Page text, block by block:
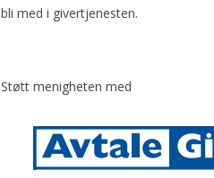
bli med i givertjenesten.
Støtt menigheten med